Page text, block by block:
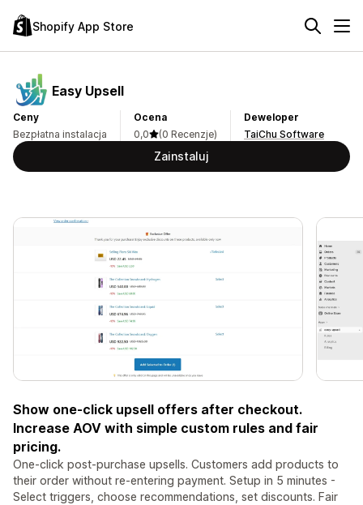
Shopify App Store
Easy Upsell
Ceny
Bezpłatna instalacja
Ocena
0,0
(0 Recenzje)
Deweloper
TaiChu Software
Zainstaluj
Show one-click upsell offers after checkout.
Increase AOV with simple custom rules and fair
pricing.
One-click post-purchase upsells. Customers add products to
their order without re-entering payment. Setup in 5 minutes -
Select triggers, choose recommendations, set discounts. Fair